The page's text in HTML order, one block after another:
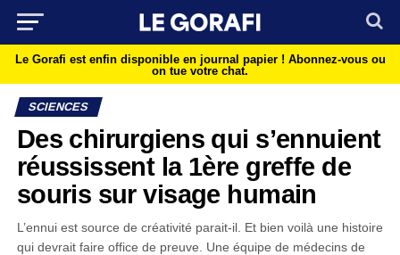
Le Gorafi est enfin disponible en journal papier ! Abonnez-vous ou
on tue votre chat.
SCIENCES
Des chirurgiens qui s’ennuient
réussissent la 1ère greffe de
souris sur visage humain
L’ennui est source de créativité parait-il. Et bien voilà une histoire
qui devrait faire office de preuve. Une équipe de médecins de